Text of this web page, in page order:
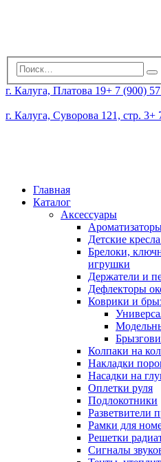
г. Калуга, Платова 19+ 7 (900)
г. Калуга, Суворова 121, стр. 3+
Главная
Каталог
Аксессуары
Детские
Брелоки,
игрушки
Держатели и
Дефлекторы
Коврики и
Колпаки на
Накладки
Насадки на
Оплетки руля
Подлокотники
Разветвители
Рамки для
Решетки
Сигналы